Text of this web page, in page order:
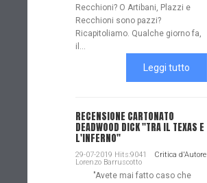
Recchioni? O Artibani, Plazzi e
Recchioni sono pazzi?
Ricapitoliamo. Qualche giorno fa,
il...
Leggi tutto
RECENSIONE CARTONATO
DEADWOOD DICK "TRA IL TEXAS E
L'INFERNO"
29-07-2019 Hits:9041
Critica d'Autore
Lorenzo Barruscotto
"Avete mai fatto caso che